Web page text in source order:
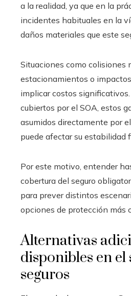
a la realidad, ya que en la
incidentes habituales en la
daños materiales que este
Situaciones como colisiones
estacionamientos o
implicar costos
cubiertos por el SOA, estos
asumidos directamente por
puede afectar su estabilidad
Por este motivo, entender
cobertura del seguro
para prever distintos
opciones de protección más
Alternativas
disponibles en el
seguros